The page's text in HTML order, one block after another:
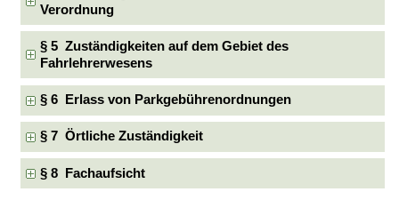
Verordnung
§ 5 Zuständigkeiten auf dem Gebiet des
Fahrlehrerwesens
§ 6 Erlass von Parkgebührenordnungen
§ 7 Örtliche Zuständigkeit
§ 8 Fachaufsicht